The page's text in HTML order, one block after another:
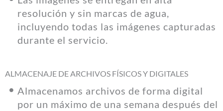
resolución y sin marcas de agua,
incluyendo todas las imágenes capturadas
durante el servicio.
ALMACENAJE DE ARCHIVOS FÍSICOS Y DIGITALES
Almacenamos archivos de forma digital
por un máximo de una semana después del